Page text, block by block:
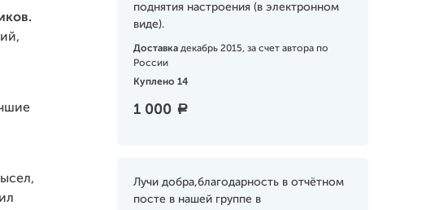
поднятия настроения (в электронном
виде).
Доставка декабрь 2015, за счет автора по
России
Куплено 14
1 000 a
Лучи добра,благодарность в отчётном
посте в нашей группе в